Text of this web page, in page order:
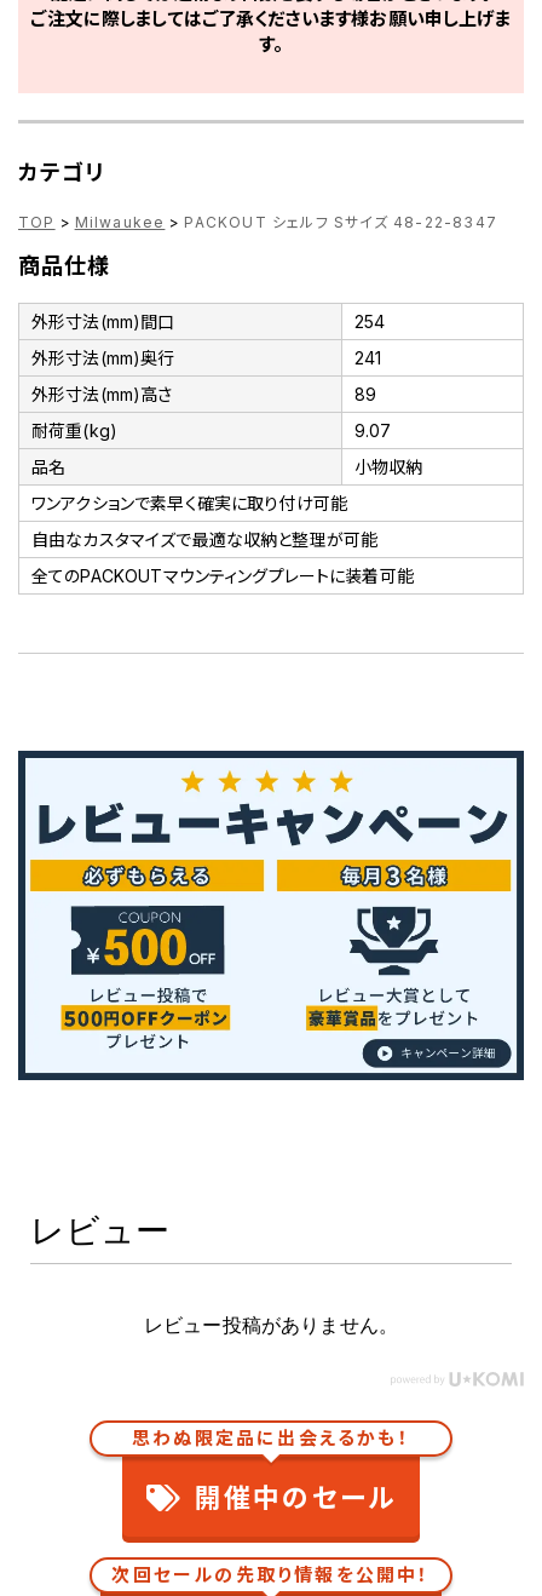
ご注文に際しましてはご了承くださいます様お願い申し上げま
す。
カテゴリ
TOP > Milwaukee > PACKOUT シェルフ Sサイズ 48-22-8347
商品仕様
外形寸法(mm)間口
254
外形寸法(mm)奥行
241
外形寸法(mm)高さ
89
耐荷重(kg)
9.07
品名
小物収納
ワンアクションで素早く確実に取り付け可能
自由なカスタマイズで最適な収納と整理が可能
全てのPACKOUTマウンティングプレートに装着可能
レビュー
レビュー投稿がありません。
思わぬ限定品に出会えるかも！
開催中のセール
次回セールの先取り情報を公開中！